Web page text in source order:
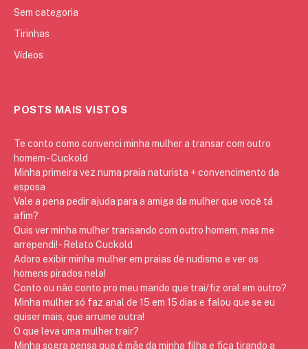
Sem categoria
Tirinhas
Vídeos
POSTS MAIS VISTOS
Te conto como convenci minha mulher a transar com outro
homem - Cuckold
Minha primeira vez numa praia naturista + convencimento da
esposa
Vale a pena pedir ajuda para a amiga da mulher que você tá
afim?
Quis ver minha mulher transando com outro homem, mas me
arrependi! - Relato Cuckold
Adoro exibir minha mulher em praias de nudismo e ver os
homens pirados nela!
Conto ou não conto pro meu marido que trai/fiz oral em outro?
Minha mulher só faz anal de 15 em 15 dias e falou que se eu
quiser mais, que arrume outra!
O que leva uma mulher trair?
Minha sogra pensa que é mãe da minha filha e fica tirando a